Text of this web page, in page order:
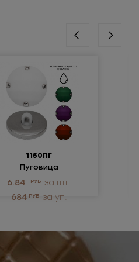
1150ПГ
Пуговица
металлизированная
6.84 РУБ за шт.
684 РУБ за уп.